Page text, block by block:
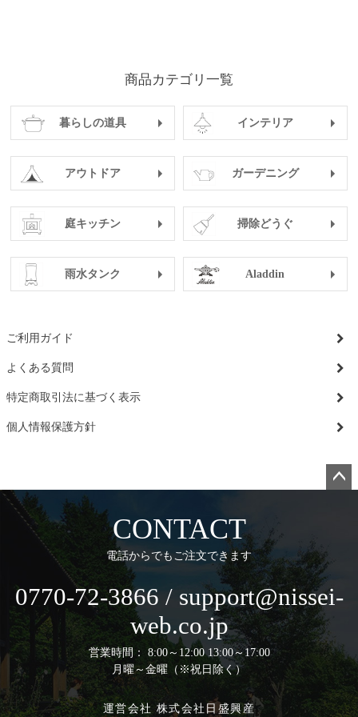
商品カテゴリ一覧
暮らしの道具 インテリア
アウトドア ガーデニング
庭キッチン 掃除どうぐ
雨水タンク Aladdin
ご利用ガイド
よくある質問
特定商取引法に基づく表示
個人情報保護方針
へ
CONTACT
電話からでもご注文できます
0770-72-3866 / support@nissei-
web.co.jp
営業時間： 8:00～12:00 13:00～17:00
月曜～金曜（※祝日除く）
運営会社 株式会社日盛興産